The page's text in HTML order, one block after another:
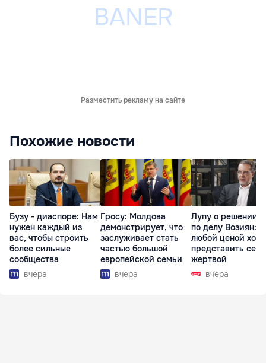
Разместить рекламу на сайте
Похожие новости
Бузу - диаспоре: Нам
нужен каждый из
вас, чтобы строить
более сильные
сообщества
вчера
Гросу: Молдова
демонстрирует, что
заслуживает стать
частью большой
европейской семьи
вчера
Лупу о решении
по делу Возиян:
любой ценой
представить себя
жертвой
вчера